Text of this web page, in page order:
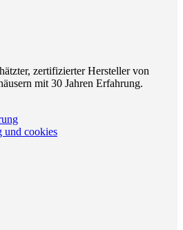
zertifizierter Hersteller von
mit 30 Jahren Erfahrung.
und cookies